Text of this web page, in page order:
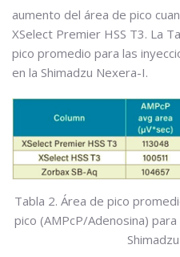
aumento del área de pico
XSelect Premier HSS T3. La
pico promedio para las
en la Shimadzu Nexera-I.
Tabla 2. Área de pico
pico (AMPcP/Adenosina)